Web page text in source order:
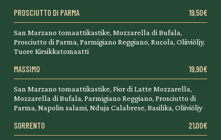
PROSCIUTTO DI PARMA 19,50€
San Marzano tomaattikastike, Mozzarella di Bufala,
Prosciutto di Parma, Parmigiano Reggiano, Rucola, Oliiviöljy,
Tuore Kirsikkatomaatti
MASSIMO 19,90€
San Marzano tomaattikastike, Fior di Latte Mozzarella,
Mozzarella di Bufala, Parmigiano Reggiano, Prosciutto di
Parma, Napolin salami, Nduja Calabrese, Basilika, Oliiviöljy
SORRENTO 21,00€